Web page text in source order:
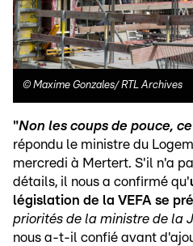
© Maxime Gonzales/ RTL Archives
"Non les coups de pouce,
répondu le ministre du
mercredi à Mertert. S'il n'a
détails, il nous a confirmé qu'
législation de la VEFA se
priorités de la ministre de la
nous a-t-il confié avant